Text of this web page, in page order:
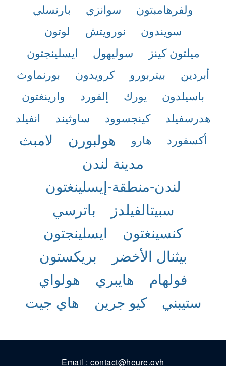
ولفرهامبتون
سوانزي
بارنسلي
سويندون
نورويتش
لوتون
ميلتون كينز
سوليهول
ايسلينجتون
أبردين
بيتربورو كرويدون
بورنماوث
باسيلدون
يورك إلفورد
وارينغتون
هدرسفيلد
كينجسوود ساوثيند
انفيلد
أكسفورد
هارو هولبورن
لامبث
مدينة لندن
لندن-منطقة-إيسلينغتون
سبيتالفيلدز
باترسي
كنسينغتون
ايسلينجتون
بيثنال الأخضر
بريكستون
فولهام
هايبري
هولواي
ستيبني
كيو جرين هاي جيت
Email : contact@heure.ovh